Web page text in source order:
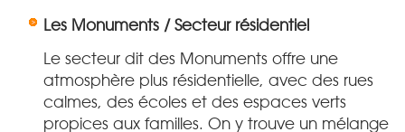
Les Monuments / Secteur résidentiel
Le secteur dit des Monuments offre une
atmosphère plus résidentielle, avec des rues
calmes, des écoles et des espaces verts
propices aux familles. On y trouve un mélange